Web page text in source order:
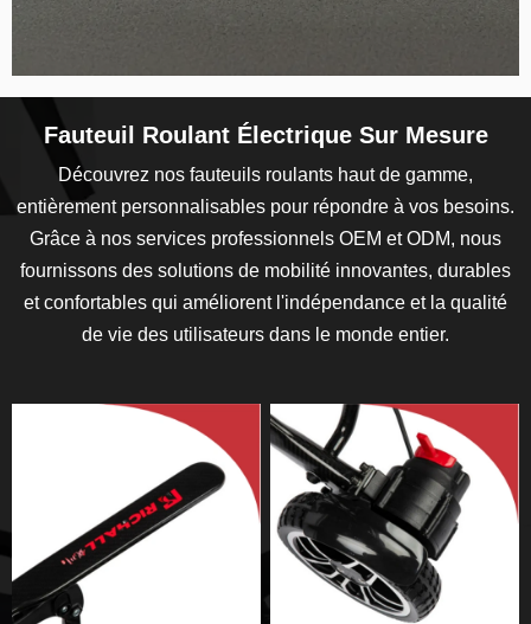
Fauteuil Roulant Électrique Sur Mesure
Découvrez nos fauteuils roulants haut de gamme,
entièrement personnalisables pour répondre à vos besoins.
Grâce à nos services professionnels OEM et ODM, nous
fournissons des solutions de mobilité innovantes, durables
et confortables qui améliorent l'indépendance et la qualité
de vie des utilisateurs dans le monde entier.